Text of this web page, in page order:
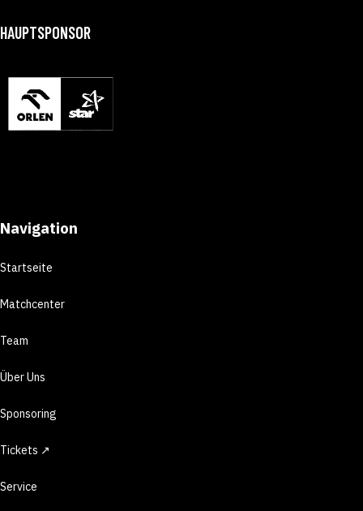
HAUPTSPONSOR
Navigation
Startseite
Matchcenter
Team
Über Uns
Sponsoring
Tickets ↗
Service